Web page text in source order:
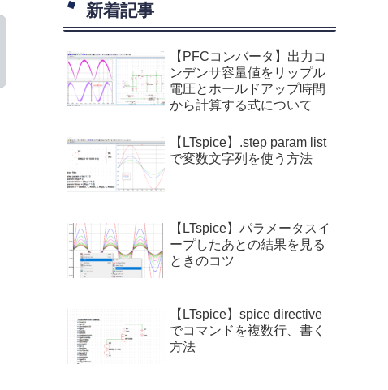
新着記事
【PFCコンバータ】出力コ
ンデンサ容量値をリップル
電圧とホールドアップ時間
から計算する式について
【LTspice】.step param list
で変数文字列を使う方法
【LTspice】パラメータスイ
ープしたあとの結果を見る
ときのコツ
【LTspice】spice directive
でコマンドを複数行、書く
方法